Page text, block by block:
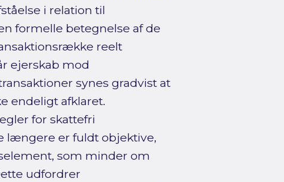
i relation til
formelle betegnelse af de
reelt
ejerskab mod
synes gradvist at
endeligt afklaret.
for skattefri
længere er fuldt objektive,
som minder om
udfordrer